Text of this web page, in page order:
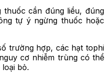
thuốc cần đúng liều, đúng
tự ý ngừng thuốc hoặc
trường hợp, các hạt tophi
cơ nhiễm trùng có thể
bỏ.